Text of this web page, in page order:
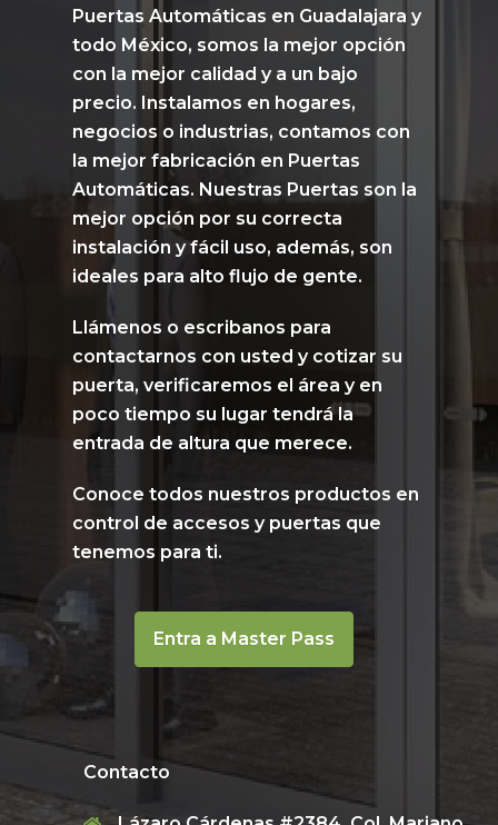
Puertas Automáticas en Guadalajara y
todo México, somos la mejor opción
con la mejor calidad y a un bajo
precio. Instalamos en hogares,
negocios o industrias, contamos con
la mejor fabricación en Puertas
Automáticas. Nuestras Puertas son la
mejor opción por su correcta
instalación y fácil uso, además, son
ideales para alto flujo de gente.
Llámenos o escribanos para
contactarnos con usted y cotizar su
puerta, verificaremos el área y en
poco tiempo su lugar tendrá la
entrada de altura que merece.
Conoce todos nuestros productos en
control de accesos y puertas que
tenemos para ti.
Entra a Master Pass
Contacto